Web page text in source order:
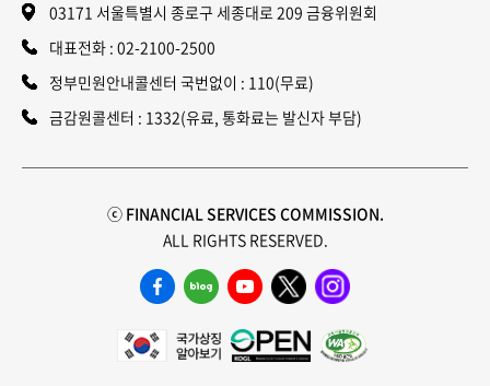
03171 서울특별시 종로구 세종대로 209 금융위원회
대표전화 : 02-2100-2500
정부민원안내콜센터 국번없이 : 110(무료)
금감원콜센터 : 1332(유료, 통화료는 발신자 부담)
ⓒ FINANCIAL SERVICES COMMISSION.
ALL RIGHTS RESERVED.